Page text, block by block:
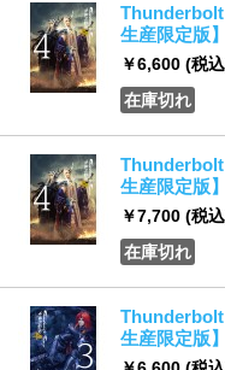
Thunderbolt
生産限定版
￥6,600 (税
在庫切れ
Thunderbolt
生産限定版
￥7,700 (税
在庫切れ
Thunderbolt
生産限定版